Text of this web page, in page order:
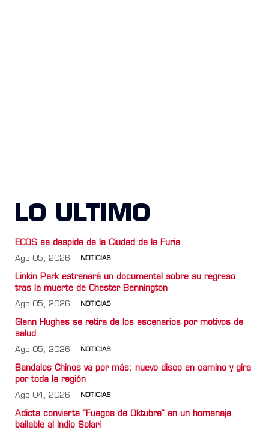
LO ULTIMO
ECOS se despide de la Ciudad de la Furia
Ago 05, 2026 NOTICIAS
Linkin Park estrenará un documental sobre su regreso
tras la muerte de Chester Bennington
Ago 05, 2026 NOTICIAS
Glenn Hughes se retira de los escenarios por motivos de
salud
Ago 05, 2026 NOTICIAS
Bandalos Chinos va por más: nuevo disco en camino y gira
por toda la región
Ago 04, 2026 NOTICIAS
Adicta convierte "Fuegos de Oktubre" en un homenaje
bailable al Indio Solari